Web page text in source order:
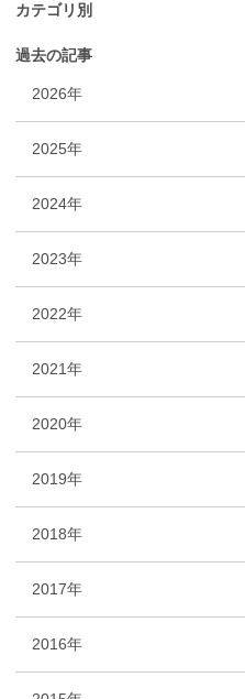
カテゴリ別
過去の記事
2026年
2025年
2024年
2023年
2022年
2021年
2020年
2019年
2018年
2017年
2016年